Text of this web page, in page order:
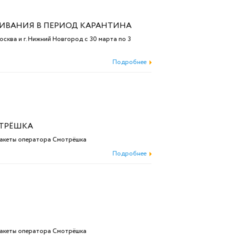
В ПЕРИОД КАРАНТИНА
и г. Нижний Новгород с 30 марта по 3
Подробнее
оператора Смотрёшка
Подробнее
оператора Смотрёшка